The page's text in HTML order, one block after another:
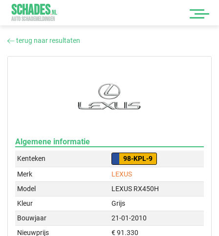
SCHADES.NL
AUTO SCHADEMELDINGEN
terug naar resultaten
Algemene informatie
Kenteken
98-KPL-9
Merk
LEXUS
Model
LEXUS RX450H
Kleur
Grijs
Bouwjaar
21-01-2010
Nieuwprijs
€ 91.330